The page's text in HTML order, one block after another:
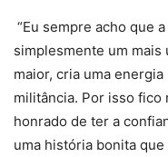
“Eu sempre acho que
simplesmente um mais
maior, cria uma
militância. Por isso
honrado de ter a
uma história bonita